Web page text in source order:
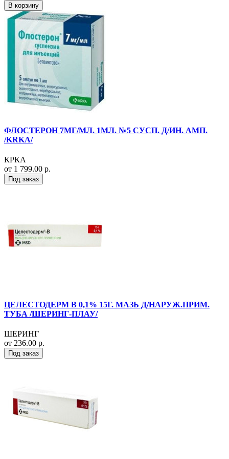
В корзину
ФЛОСТЕРОН 7МГ/МЛ. 1МЛ. №5 СУСП. Д/ИН. АМП.
/KRKA/
КРКА
от 1 799.00 р.
Под заказ
ЦЕЛЕСТОДЕРМ В 0,1% 15Г. МАЗЬ Д/НАРУЖ.ПРИМ.
ТУБА /ШЕРИНГ-ПЛАУ/
ШЕРИНГ
от 236.00 р.
Под заказ